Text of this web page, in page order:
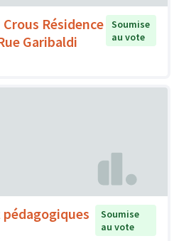
Résidence
Garibaldi
Soumise
au vote
Soumise
au vote